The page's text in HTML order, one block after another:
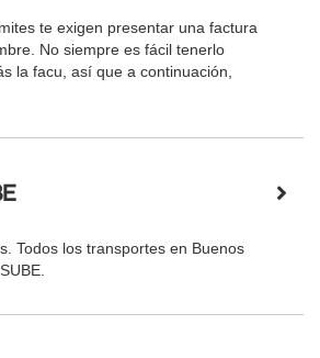
te exigen presentar una factura
No siempre es fácil tenerlo
la facu, así que a continuación,
Todos los transportes en Buenos